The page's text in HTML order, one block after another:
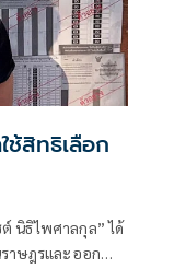
สิทธิเลือก
นิธิไพศาลกุล” ได้
าษฎรและออก